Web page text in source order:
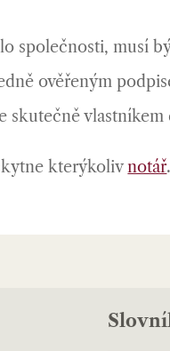
společnosti, musí
ověřeným
skutečně vlastníkem
kterýkolivnotář.